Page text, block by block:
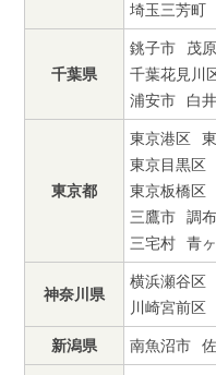
埼玉三芳町
千葉県
銚子市 茂
千葉花見川
浦安市
白
東京都
東京港区
東京目黒区
東京板橋区
三鷹市
調
三宅村
青
神奈川県
横浜瀬谷区
川崎宮前区
新潟県 南魚沼市